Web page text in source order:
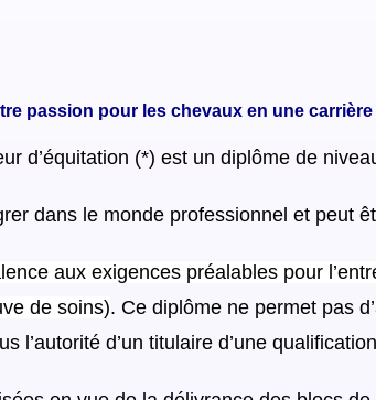
passion pour les chevaux en une
d’équitation (*) est un diplôme de
dans le monde professionnel et peut
aux exigences préalables pour
de soins). Ce diplôme ne permet pas
l’autorité d’un titulaire d’une